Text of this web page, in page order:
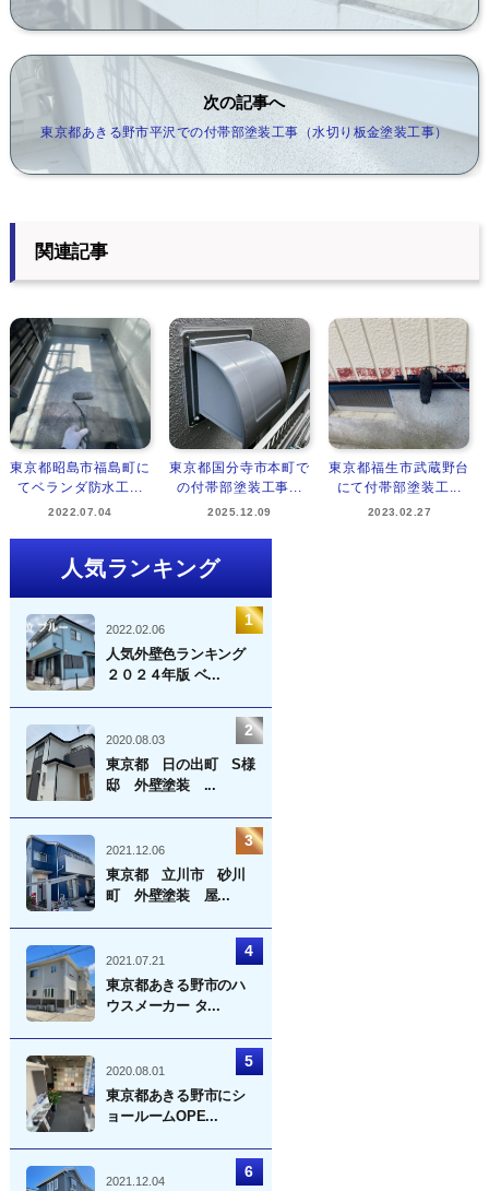
次の記事へ
東京都あきる野市平沢での付帯部塗装工事（水切り板金塗装工事）
関連記事
東京都昭島市福島町に
てベランダ防水工...
2022.07.04
東京都国分寺市本町で
の付帯部塗装工事...
2025.12.09
東京都福生市武蔵野台
にて付帯部塗装工...
2023.02.27
人気ランキング
2022.02.06
人気外壁色ランキング
２０２４年版 ベ...
2020.08.03
東京都 日の出町 S様
邸 外壁塗装 ...
2021.12.06
東京都 立川市 砂川
町 外壁塗装 屋...
2021.07.21
東京都あきる野市のハ
ウスメーカー タ...
2020.08.01
東京都あきる野市にシ
ョールームOPE...
2021.12.04